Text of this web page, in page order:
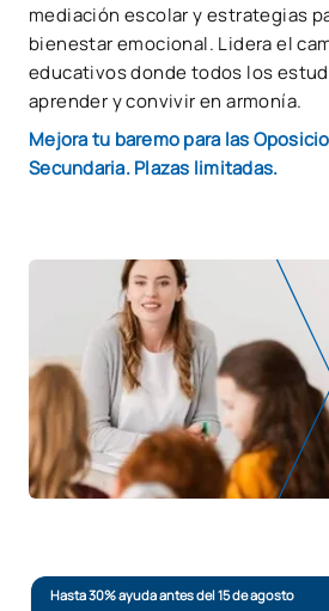
mediación escolar y estrategias
bienestar emocional. Lidera el
educativos donde todos los
aprender y convivir en armonía.
Mejora tu baremo para las
Secundaria. Plazas limitadas.
Hasta 30% ayuda antes del 15 de agosto